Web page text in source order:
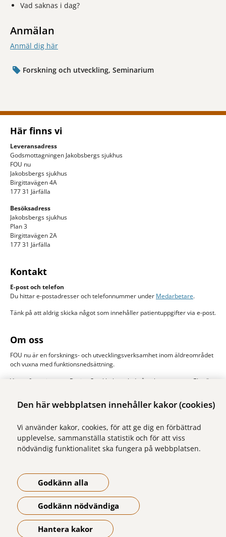
Den här webbplatsen innehåller kakor (cookies)
Vi använder kakor, cookies, för att ge dig en förbättrad
upplevelse, sammanställa statistik och för att viss
nödvändig funktionalitet ska fungera på webbplatsen.
Godkänn alla
Godkänn nödvändiga
Hantera kakor
Vad saknas i dag?
Anmälan
Anmäl dig här
Forskning och utveckling, Seminarium
Här finns vi
Leveransadress
Godsmottagningen Jakobsbergs sjukhus
FOU nu
Jakobsbergs sjukhus
Birgittavägen 4A
177 31 Järfälla
Besöksadress
Jakobsbergs sjukhus
Plan 3
Birgittavägen 2A
177 31 Järfälla
Kontakt
E-post och telefon
Du hittar e-postadresser och telefonnummer under Medarbetare.
Tänk på att aldrig skicka något som innehåller patientuppgifter via e-post.
Om oss
FOU nu är en forsknings- och utvecklingsverksamhet inom äldreområdet
och vuxna med funktionsnedsättning.
Vi samfinansieras av Region Stockholm och de åtta kommunerna Ekerö,
Upplands Väsby. Huvudman är Stockholms läns sjukvårdsområde, SLSO.